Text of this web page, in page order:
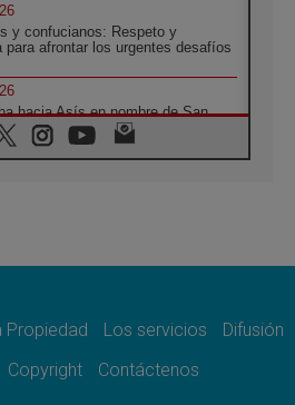
y confucianos: Respeto y
para afrontar los urgentes desafíos
hacia Asís en nombre de San
a la espera de León
la guerra
masivo en Kyiv durante la
Propiedad Los servicios
Difusión
Copyright Contáctenos